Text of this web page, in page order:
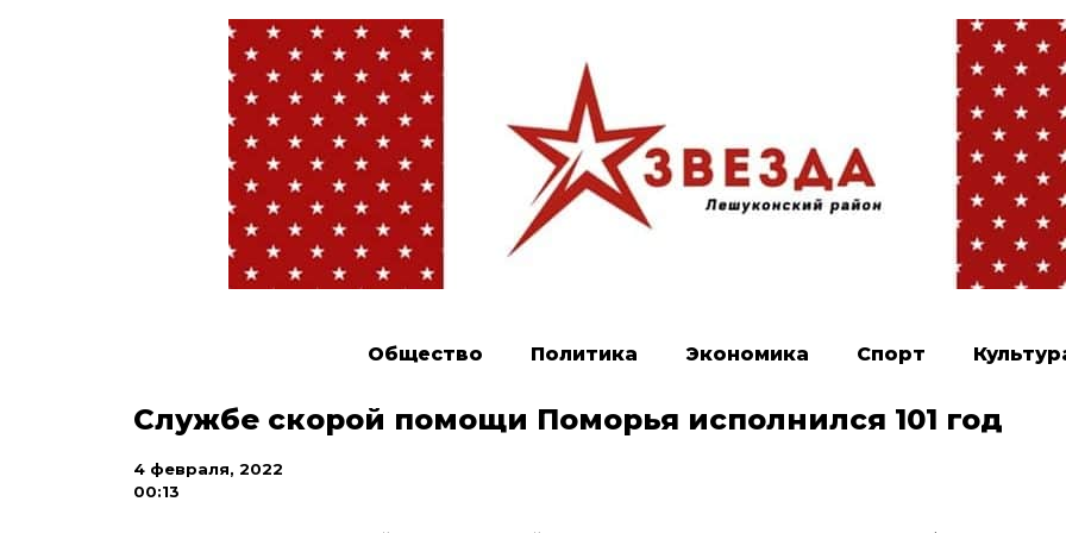
Общество Политика Экономика Спорт
Службе скорой помощи Поморья исполнился 101 год
4 февраля, 2022
00:13